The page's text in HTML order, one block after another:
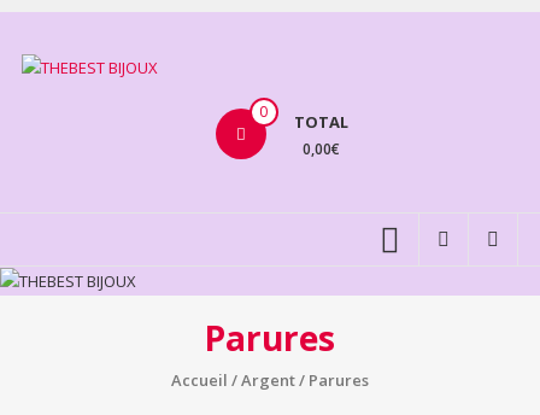
Aller
contenu
BIJOUX
0 TOTAL
0,00€
Parures
Accueil /Argent/ Parures